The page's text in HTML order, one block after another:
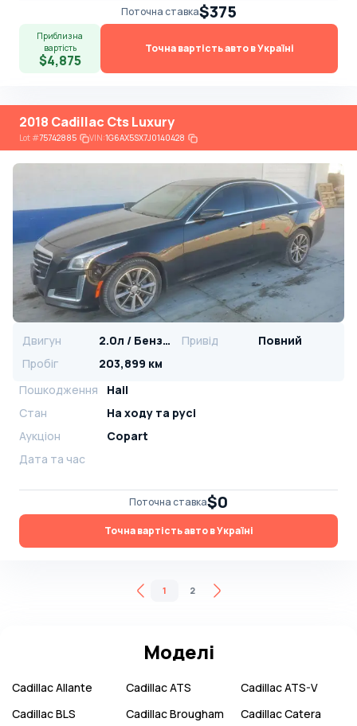
Поточна ставка$375
Приблизна
вартість
$4,875
Точна вартість авто в Україні
2018 Cadillac Cts Luxury
Lot#75742885 VIN:1G6AX5SX7J0140428
Двигун 2.0л / Бензин Привід
Повний
Пробіг
203,899 км
Пошкодження
Hail
Стан
На ​​ходу та русі
Аукціон
Copart
Дата та час
Поточна ставка$0
Точна вартість авто в Україні
1 2
Моделі
CadillacAllante CadillacATS CadillacATS-V
CadillacBLS CadillacBrougham CadillacCatera